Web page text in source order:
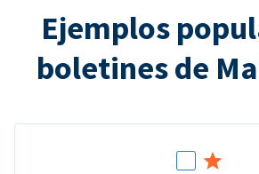
Ejemplos
boletines de